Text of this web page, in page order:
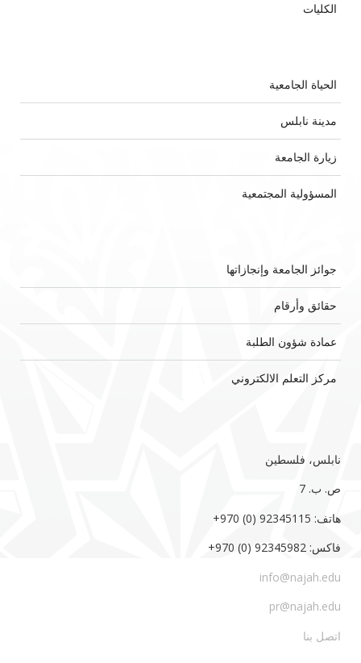
الكليات
الحياة الجامعية
مدينة نابلس
زيارة الجامعة
المسؤولية المجتمعية
جوائز الجامعة وإنجازاتها
حقائق وأرقام
عمادة شؤون الطلبة
مركز التعلم الالكتروني
نابلس، فلسطين
ص. ب. 7‏
هاتف: 92345115 (0) 970‏‎+‎
فاكس: 92345982 (0) 970‏‎+‎
info@najah.edu
pr@najah.edu
اتصل بنا